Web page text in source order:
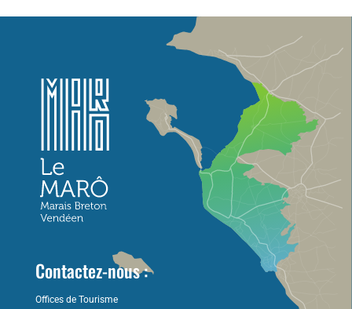
Contactez-nous :
Offices de Tourisme